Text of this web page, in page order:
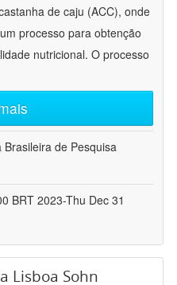
de caju (ACC), onde
processo para obtenção
nutricional. O processo
Brasileira de Pesquisa
BRT 2023-Thu Dec 31
Lisboa Sohn